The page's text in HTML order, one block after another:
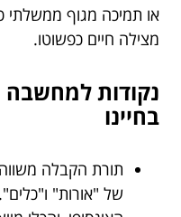
או תמיכה מגוף ממשלתי
מצילה חיים כפשוטו.
נקודות
בחיינו
תורת הקבלה
של "אורות"